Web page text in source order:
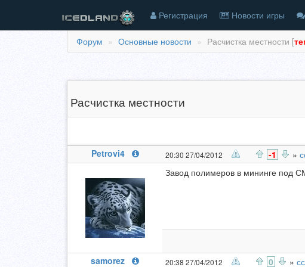
Регистрация Новости игры
Форум Основные новости Расчистка местности [
Расчистка местности
Petrovi4
20:30 27/04/2012 -1 »
Завод полимеров в мининге под
samorez 20:38 27/04/2012 0 »